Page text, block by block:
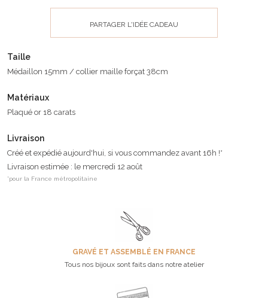
PARTAGER L'IDÉE CADEAU
Taille
Médaillon 15mm / collier maille forçat 38cm
Matériaux
Plaqué or 18 carats
Livraison
Créé et expédié aujourd'hui, si vous commandez avant 16h !*
Livraison estimée : le mercredi 12 août
*pour la France métropolitaine
GRAVÉ ET ASSEMBLÉ EN FRANCE
Tous nos bijoux sont faits dans notre atelier